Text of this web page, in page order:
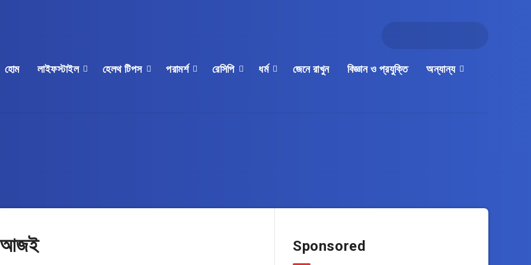
হোম লাইফস্টাইল হেলথ টিপস পরামর্শ রেসিপি ধর্ম জেনে রাখুন বিজ্ঞান ও প্রযুক্তি অন্যান্য
আজই Sponsored